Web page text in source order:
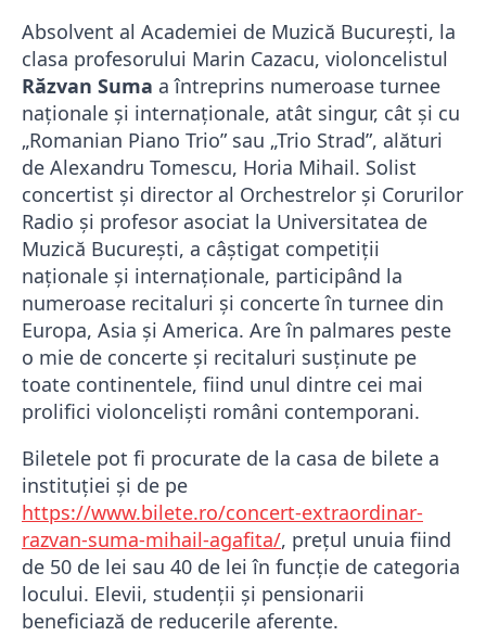
Absolvent al Academiei de Muzică Bucureşti, la
clasa profesorului Marin Cazacu, violoncelistul
Răzvan Suma a întreprins numeroase turnee
naţionale şi internaţionale, atât singur, cât şi cu
„Romanian Piano Trio” sau „Trio Strad”, alături
de Alexandru Tomescu, Horia Mihail. Solist
concertist şi director al Orchestrelor şi Corurilor
Radio și profesor asociat la Universitatea de
Muzică București, a câştigat competiţii
naţionale şi internaţionale, participând la
numeroase recitaluri şi concerte în turnee din
Europa, Asia şi America. Are în palmares peste
o mie de concerte şi recitaluri susţinute pe
toate continentele, fiind unul dintre cei mai
prolifici violoncelişti români contemporani.
Biletele pot fi procurate de la casa de bilete a
instituției și de pe
https://www.bilete.ro/concert-extraordinar-
razvan-suma-mihail-agafita/, prețul unuia fiind
de 50 de lei sau 40 de lei în funcție de categoria
locului. Elevii, studenții și pensionarii
beneficiază de reducerile aferente.